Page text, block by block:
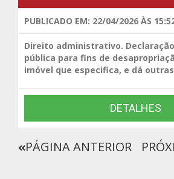
PUBLICADO EM: 22/04/2026 ÀS
Direito administrativo.
pública para fins de
imóvel que especifica, e dá
DETALHES
PÁGINA ANTERIOR